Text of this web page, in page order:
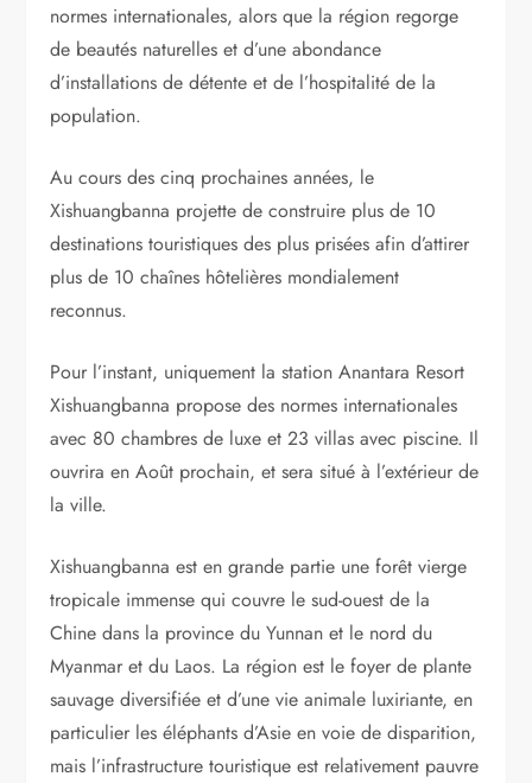
normes internationales, alors que la région regorge
de beautés naturelles et d’une abondance
d’installations de détente et de l’hospitalité de la
population.
Au cours des cinq prochaines années, le
Xishuangbanna projette de construire plus de 10
destinations touristiques des plus prisées afin d’attirer
plus de 10 chaînes hôtelières mondialement
reconnus.
Pour l’instant, uniquement la station Anantara Resort
Xishuangbanna propose des normes internationales
avec 80 chambres de luxe et 23 villas avec piscine. Il
ouvrira en Août prochain, et sera situé à l’extérieur de
la ville.
Xishuangbanna est en grande partie une forêt vierge
tropicale immense qui couvre le sud-ouest de la
Chine dans la province du Yunnan et le nord du
Myanmar et du Laos. La région est le foyer de plante
sauvage diversifiée et d’une vie animale luxiriante, en
particulier les éléphants d’Asie en voie de disparition,
mais l’infrastructure touristique est relativement pauvre